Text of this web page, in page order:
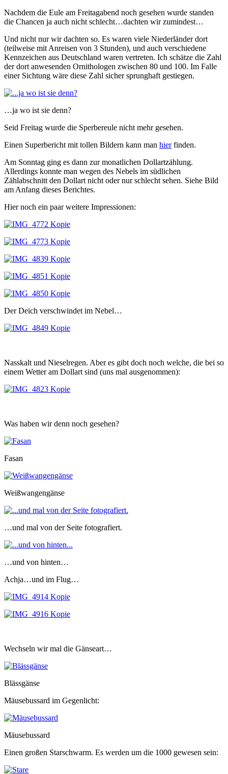
Nachdem die Eule am Freitagabend noch gesehen wurde standen
die Chancen ja auch nicht schlecht…dachten wir zumindest…
Und nicht nur wir dachten so. Es waren viele Niederländer dort
(teilweise mit Anreisen von 3 Stunden), und auch verschiedene
Kennzeichen aus Deutschland waren vertreten. Ich schätze die Zahl
der dort anwesenden Ornithologen zwischen 80 und 100. Im Falle
einer Sichtung wäre diese Zahl sicher sprunghaft gestiegen.
…ja wo ist sie denn?
Seid Freitag wurde die Sperbereule nicht mehr gesehen.
Einen Superbericht mit tollen Bildern kann man hierfinden.
Am Sonntag ging es dann zur monatlichen Dollartzählung.
Allerdings konnte man wegen des Nebels im südlichen
Zählabschnitt den Dollart nicht oder nur schlecht sehen. Siehe Bild
am Anfang dieses Berichtes.
Hier noch ein paar weitere Impressionen:
Der Deich verschwindet im Nebel…
Nasskalt und Nieselregen. Aber es gibt doch noch welche, die bei so
einem Wetter am Dollart sind (uns mal ausgenommen):
Was haben wir denn noch gesehen?
Fasan
Weißwangengänse
…und mal von der Seite fotografiert.
…und von hinten…
Achja…und im Flug…
Wechseln wir mal die Gänseart…
Blässgänse
Mäusebussard im Gegenlicht:
Mäusebussard
Einen großen Starschwarm. Es werden um die 1000 gewesen sein: